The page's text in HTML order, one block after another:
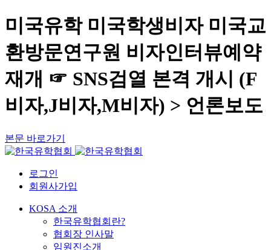
미국유학 미국학생비자 미국교
환방문연구원 비자인터뷰예약
재개 ☞ SNS검열 본격 개시 (F
비자,J비자,M비자) > 언론보도
본문 바로가기
로그인
회원사가입
KOSA 소개
한국유학협회란?
협회장 인사말
임원진소개